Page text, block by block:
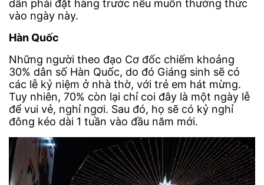
dân phải đặt hàng trước nếu muốn thưởng thức
vào ngày này.
Hàn Quốc
Những người theo đạo Cơ đốc chiếm khoảng
30% dân số Hàn Quốc, do đó Giáng sinh sẽ có
các lễ kỷ niệm ở nhà thờ, với trẻ em hát mừng.
Tuy nhiên, 70% còn lại chỉ coi đây là một ngày lễ
để vui vẻ, nghỉ ngơi. Sau đó, họ sẽ có kỷ nghỉ
đông kéo dài 1 tuần vào đầu năm mới.